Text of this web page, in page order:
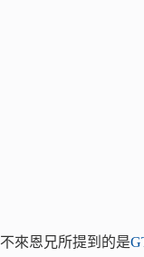
不來恩兄所提到的是